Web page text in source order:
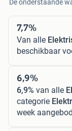
De onderstaande
7,7%
Van alle
beschikbaar
6,9%
6,9% van alle
categorie
week